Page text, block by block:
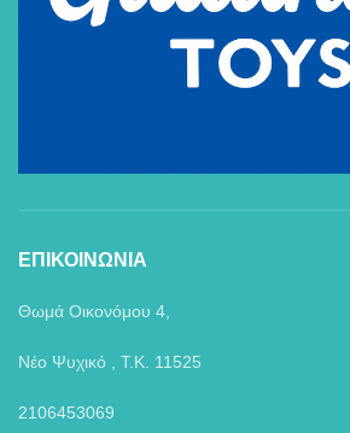
ΕΠΙΚΟΙΝΩΝΙΑ
Θωμά Οικονόμου 4,
Νέο Ψυχικό , Τ.Κ. 11525
2106453069